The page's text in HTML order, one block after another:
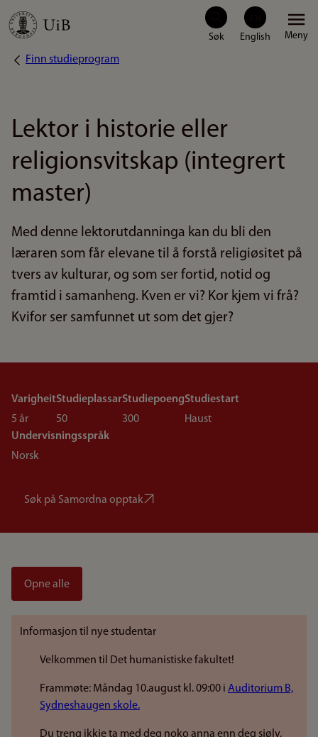
Hopp
hovedinnhold
Meny
Navigasjonssti
Finn studieprogram
Lektor i historie eller
religionsvitskap (integrert
master)
Med denne lektorutdanninga kan du bli den
læraren som får elevane til å forstå religiøsitet på
tvers av kulturar, og som ser fortid, notid og
framtid i samanheng. Kven er vi? Kor kjem vi frå?
Kvifor ser samfunnet ut som det gjer?
Varigheit
5 år
Studieplassar
50
Studiepoeng
300
Studiestart
Haust
Undervisningsspråk
Norsk
Søk på Samordna opptak
Opne alle
Informasjon til nye studentar
Velkommen til Det humanistiske fakultet!
Frammøte: Måndag 10.august kl. 09:00 i Auditorium B,
Sydneshaugen skole.
Du treng ikkje ta med deg noko anna enn deg sjølv,